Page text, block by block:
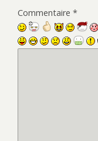
Commentaire *